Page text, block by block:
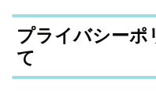
プライバシーポ
て